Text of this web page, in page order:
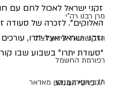
מרן רבנו רה"י
הרב שמואל עידאן זצ"ל
רפורמת החשמל
הרב אליהו בנימין מאדאר
זקני ישראל לאכול לחם עם
האלוקים". לזכרה של סעודה
וזקני ישראל אצל יתרו, עורכים
“סעודת יתרו” בשבוע שבו
// פרטי המנהג